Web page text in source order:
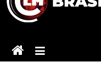
CLM
Brasil